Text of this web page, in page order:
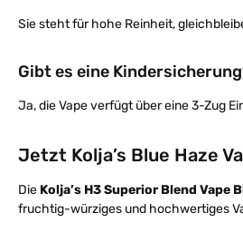
Sie steht für hohe Reinheit,
Gibt es eine
Ja, die Vape verfügt über eine 3-Zug
Jetzt Kolja’s Blue Haze
Die Kolja’s H3 Superior Blend Vape
fruchtig-würziges und hochwertiges